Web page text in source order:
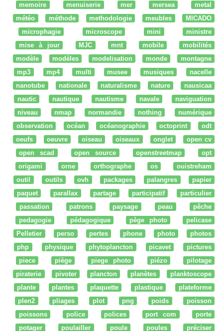
memoire
menuiserie mer mersea
metal
météo
méthode methodologie meubles
MICADO
microphagie
microscope mini
ministre
mise à jour
MJC mnt mobile
mobilités
modèle
modèles modelisation monde
montagne
mp3
mp4 multi musee musiques
nacelle
nanotube
nationale naturalisme nature
nausicaa
nautic
nautique nautisme navale
naviguation
niveau
nmap normandie nothing
numérique
observation
océan océanographie octoprint
odt
oeufs
oeuvre oiseau oiseaux onglet
open cv
open scad
open source openstreetmap
opt
origami
orne orthographe os
ouistreham
outil
outils ovh packages palangres
papier
paquet
parallax partage participatif
particulier
passation
patrons paysage peau
pêche
pedagogie
pédagogique pège photo
pelicase
Pelletier
perso pertes phone photo
photos
php
physique phytoplancton picavet
pictures
piece
piège piege photo piézo
pilotage
piraterie
pivoter plancton planètes
planktoscope
plante
plantes plaquette plastique
plateforme
plen2
pliages plot png poids
poisson
poissons
police polices port com
porte
potager
poulailler poule poules
préciser